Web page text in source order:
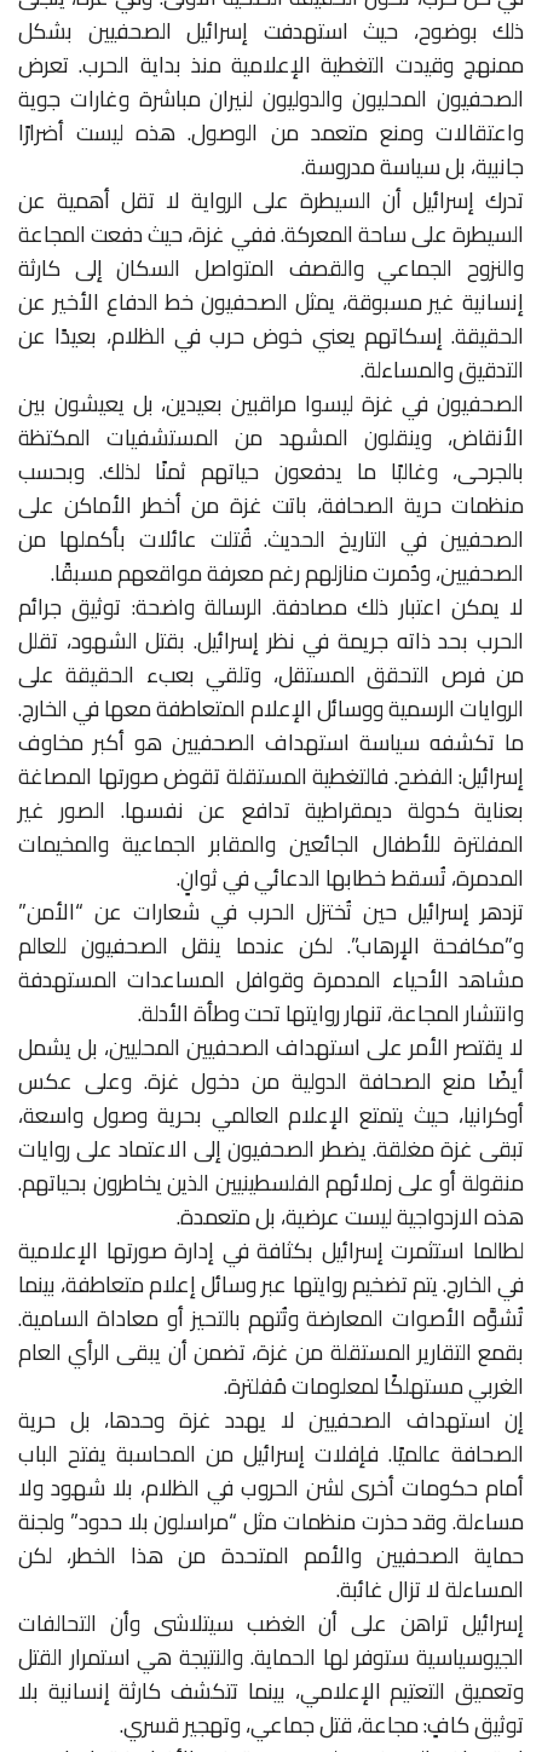
ذلك بوضوح، حيث استهدفت إسرائيل الصحفيين بشكل
ممنهج وقيدت التغطية الإعلامية منذ بداية الحرب. تعرض
الصحفيون المحليون والدوليون لنيران مباشرة وغارات جوية
واعتقالات ومنع متعمد من الوصول. هذه ليست أضرارًا
جانبية، بل سياسة مدروسة.
تدرك إسرائيل أن السيطرة على الرواية لا تقل أهمية عن
السيطرة على ساحة المعركة. ففي غزة، حيث دفعت المجاعة
والنزوح الجماعي والقصف المتواصل السكان إلى كارثة
إنسانية غير مسبوقة، يمثل الصحفيون خط الدفاع الأخير عن
الحقيقة. إسكاتهم يعني خوض حرب في الظلام، بعيدًا عن
التدقيق والمساءلة.
الصحفيون في غزة ليسوا مراقبين بعيدين، بل يعيشون بين
الأنقاض، وينقلون المشهد من المستشفيات المكتظة
بالجرحى، وغالبًا ما يدفعون حياتهم ثمنًا لذلك. وبحسب
منظمات حرية الصحافة، باتت غزة من أخطر الأماكن على
الصحفيين في التاريخ الحديث. قُتلت عائلات بأكملها من
الصحفيين، ودُمرت منازلهم رغم معرفة مواقعهم مسبقًا.
لا يمكن اعتبار ذلك مصادفة. الرسالة واضحة: توثيق جرائم
الحرب بحد ذاته جريمة في نظر إسرائيل. بقتل الشهود، تقلل
من فرص التحقق المستقل، وتلقي بعبء الحقيقة على
الروايات الرسمية ووسائل الإعلام المتعاطفة معها في الخارج.
ما تكشفه سياسة استهداف الصحفيين هو أكبر مخاوف
إسرائيل: الفضح. فالتغطية المستقلة تقوض صورتها المصاغة
بعناية كدولة ديمقراطية تدافع عن نفسها. الصور غير
المفلترة للأطفال الجائعين والمقابر الجماعية والمخيمات
المدمرة، تُسقط خطابها الدعائي في ثوانٍ.
تزدهر إسرائيل حين تُختزل الحرب في شعارات عن “الأمن”
و”مكافحة الإرهاب”. لكن عندما ينقل الصحفيون للعالم
مشاهد الأحياء المدمرة وقوافل المساعدات المستهدفة
وانتشار المجاعة، تنهار روايتها تحت وطأة الأدلة.
لا يقتصر الأمر على استهداف الصحفيين المحليين، بل يشمل
أيضًا منع الصحافة الدولية من دخول غزة. وعلى عكس
أوكرانيا، حيث يتمتع الإعلام العالمي بحرية وصول واسعة،
تبقى غزة مغلقة. يضطر الصحفيون إلى الاعتماد على روايات
منقولة أو على زملائهم الفلسطينيين الذين يخاطرون بحياتهم.
هذه الازدواجية ليست عرضية، بل متعمدة.
لطالما استثمرت إسرائيل بكثافة في إدارة صورتها الإعلامية
في الخارج. يتم تضخيم روايتها عبر وسائل إعلام متعاطفة، بينما
تُشوَّه الأصوات المعارضة وتُتهم بالتحيز أو معاداة السامية.
بقمع التقارير المستقلة من غزة، تضمن أن يبقى الرأي العام
الغربي مستهلكًا لمعلومات مُفلترة.
إن استهداف الصحفيين لا يهدد غزة وحدها، بل حرية
الصحافة عالميًا. فإفلات إسرائيل من المحاسبة يفتح الباب
أمام حكومات أخرى لشن الحروب في الظلام، بلا شهود ولا
مساءلة. وقد حذرت منظمات مثل “مراسلون بلا حدود” ولجنة
حماية الصحفيين والأمم المتحدة من هذا الخطر، لكن
المساءلة لا تزال غائبة.
إسرائيل تراهن على أن الغضب سيتلاشى وأن التحالفات
الجيوسياسية ستوفر لها الحماية. والنتيجة هي استمرار القتل
وتعميق التعتيم الإعلامي، بينما تتكشف كارثة إنسانية بلا
توثيق كافٍ: مجاعة، قتل جماعي، وتهجير قسري.